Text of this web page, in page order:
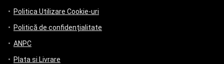
Politica Utilizare Cookie-uri
Politică de confidențialitate
ANPC
Plata si Livrare